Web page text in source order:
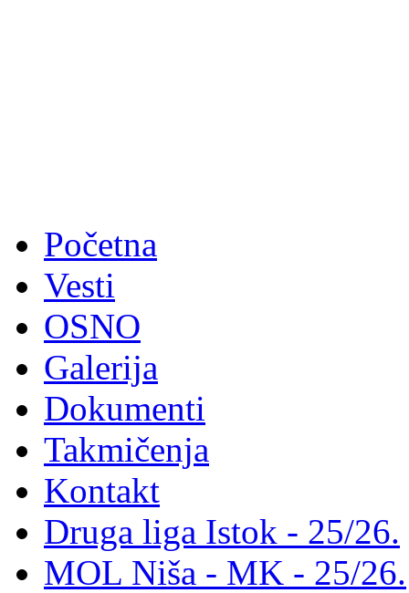
Početna
Vesti
OSNO
Galerija
Dokumenti
Takmičenja
Kontakt
Druga liga Istok - 25/26.
MOL Niša - MK - 25/26.